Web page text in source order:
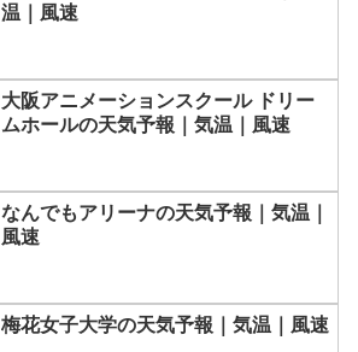
温｜風速
大阪アニメーションスクール ドリー
ムホールの天気予報｜気温｜風速
なんでもアリーナの天気予報｜気温｜
風速
梅花女子大学の天気予報｜気温｜風速